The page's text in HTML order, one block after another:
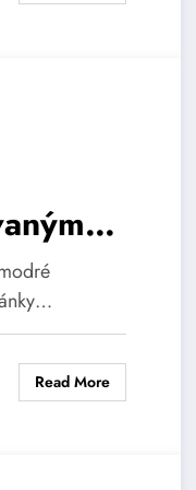
Read More